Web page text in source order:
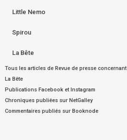
Little Nemo
Spirou
La Bête
Tous les articles de Revue de presse concernant
La Bête
Publications Facebook et Instagram
Chroniques publiées sur NetGalley
Commentaires publiés sur Booknode